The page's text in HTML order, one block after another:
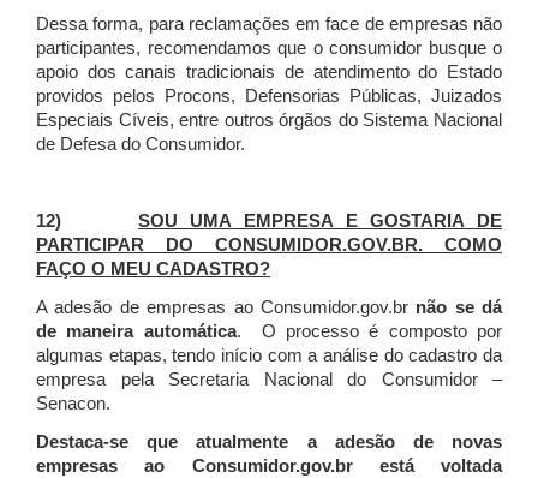
Dessa forma, para reclamações em face de empresas não
participantes, recomendamos que o consumidor busque o
apoio dos canais tradicionais de atendimento do Estado
providos pelos Procons, Defensorias Públicas, Juizados
Especiais Cíveis, entre outros órgãos do Sistema Nacional
de Defesa do Consumidor.
12) SOU UMA EMPRESA E GOSTARIA DE
PARTICIPAR DO CONSUMIDOR.GOV.BR. COMO
FAÇO O MEU CADASTRO?
A adesão de empresas ao Consumidor.gov.br não se dá
de maneira automática. O processo é composto por
algumas etapas, tendo início com a análise do cadastro da
empresa pela Secretaria Nacional do Consumidor –
Senacon.
Destaca-se que atualmente a adesão de novas
empresas ao Consumidor.gov.br está voltada